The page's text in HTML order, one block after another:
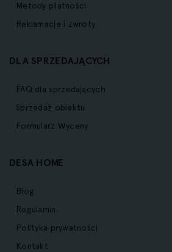
Metody płatności
Reklamacje i zwroty
DLA SPRZEDAJĄCYCH
FAQ dla sprzedających
Sprzedaż obiektu
Formularz Wyceny
DESA HOME
Blog
Regulamin
Polityka prywatności
Kontakt